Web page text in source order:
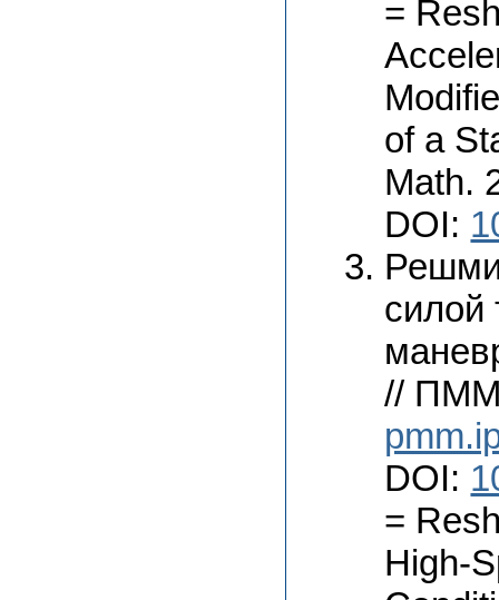
=
of a
Math.
DOI:
силой
//
DOI:
=
High-